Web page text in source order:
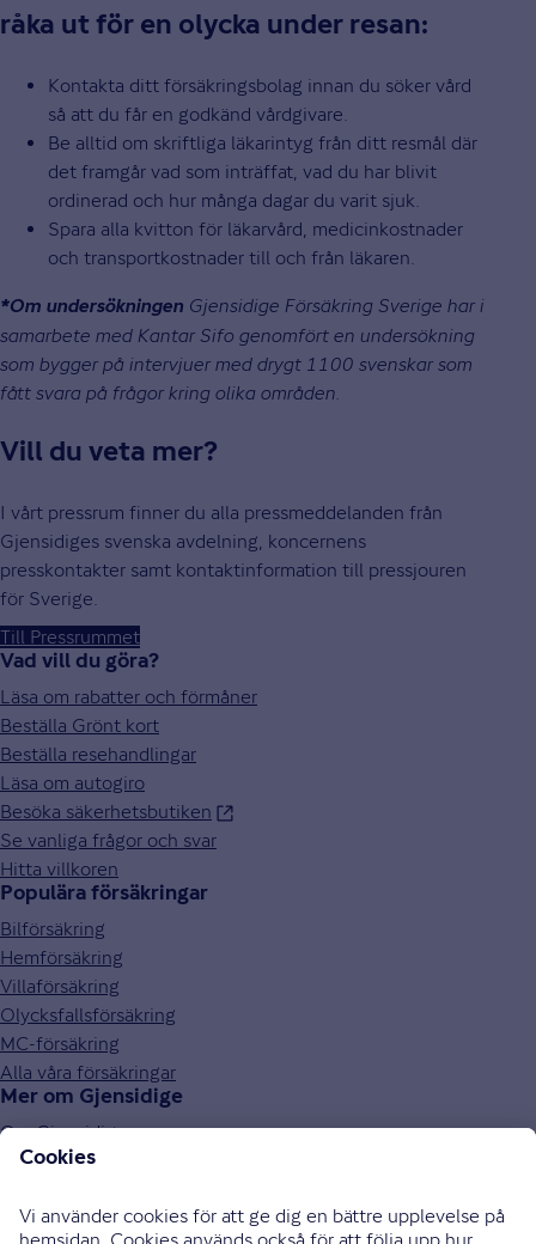
råka ut för en olycka under resan:
Kontakta ditt försäkringsbolag innan du söker vård
så att du får en godkänd vårdgivare.
Be alltid om skriftliga läkarintyg från ditt resmål där
det framgår vad som inträffat, vad du har blivit
ordinerad och hur många dagar du varit sjuk.
Spara alla kvitton för läkarvård, medicinkostnader
och transportkostnader till och från läkaren.
*Om undersökningen Gjensidige Försäkring Sverige har i
samarbete med Kantar Sifo genomfört en undersökning
som bygger på intervjuer med drygt 1100 svenskar som
fått svara på frågor kring olika områden.
Vill du veta mer?
I vårt pressrum finner du alla pressmeddelanden från
Gjensidiges svenska avdelning, koncernens
presskontakter samt kontaktinformation till pressjouren
för Sverige.
Till Pressrummet
Vad vill du göra?
Läsa om rabatter och förmåner
Beställa Grönt kort
Beställa resehandlingar
Läsa om autogiro
Besöka säkerhetsbutiken
Se vanliga frågor och svar
Hitta villkoren
Populära försäkringar
Bilförsäkring
Hemförsäkring
Villaförsäkring
Olycksfallsförsäkring
MC-försäkring
Alla våra försäkringar
Mer om Gjensidige
Om Gjensidige
Jobba hos oss
Press och media